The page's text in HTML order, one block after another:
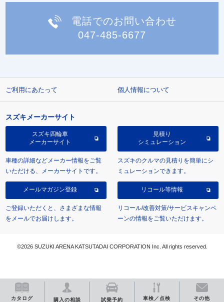
電話でのお問い合わせ
047-485-6677
カタログ 購入の相談 試乗予約 車検／点検 その他
ご利用にあたって 個人情報について
スズキメーカーサイト
スズキ四輪車
メーカーサイト
車種の詳細などメーカー情報をご覧
いただける、メーカーサイトです。
見積り
シミュレーション
スズキのクルマの見積りを簡単にシ
ミュレーションできます。
メールマガジン登録
ご登録いただくと、さまざまな情報
をメールでお届けします。
リコール等情報
リコール/改善対策/サービスキャンペ
ーンの情報をご覧いただけます。
©2026 SUZUKI ARENA KATSUTADAI CORPORATION Inc. All rights reserved.